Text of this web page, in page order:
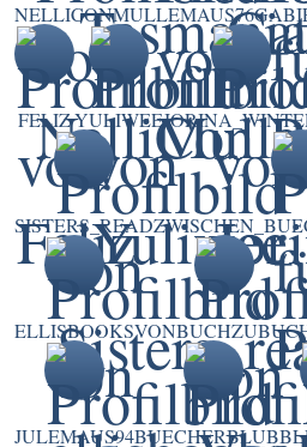
NELLICONMULLEMAUS76
FELIZYULIWEE
SISTERS_READ
ELLISBOOKS
JULEMAUS94BUECHERBLUBB